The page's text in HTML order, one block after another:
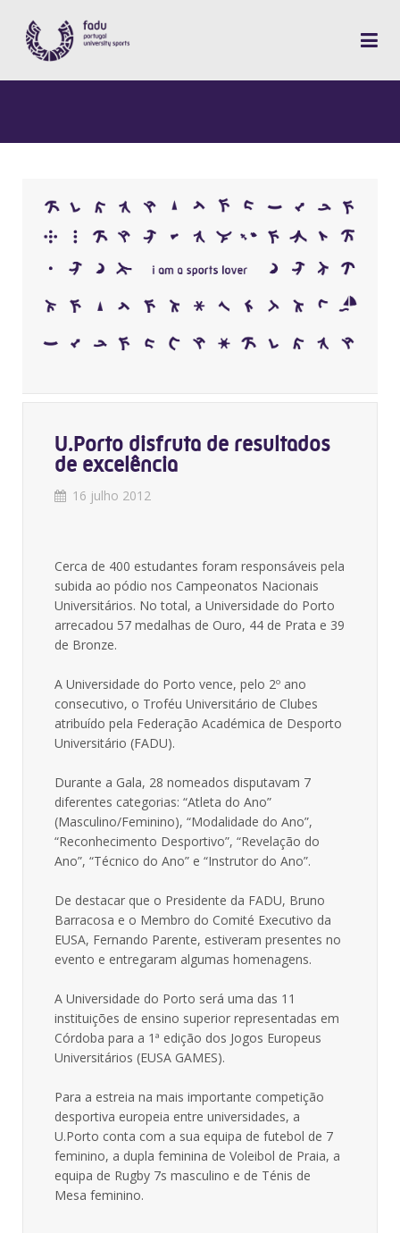
U.Porto disfruta de resultados
de excelência
16 julho 2012
Cerca de 400 estudantes foram responsáveis pela
subida ao pódio nos Campeonatos Nacionais
Universitários. No total, a Universidade do Porto
arrecadou 57 medalhas de Ouro, 44 de Prata e 39
de Bronze.
A Universidade do Porto vence, pelo 2º ano
consecutivo, o Troféu Universitário de Clubes
atribuído pela Federação Académica de Desporto
Universitário (FADU).
Durante a Gala, 28 nomeados disputavam 7
diferentes categorias: “Atleta do Ano”
(Masculino/Feminino), “Modalidade do Ano”,
“Reconhecimento Desportivo”, “Revelação do
Ano”, “Técnico do Ano” e “Instrutor do Ano”.
De destacar que o Presidente da FADU, Bruno
Barracosa e o Membro do Comité Executivo da
EUSA, Fernando Parente, estiveram presentes no
evento e entregaram algumas homenagens.
A Universidade do Porto será uma das 11
instituições de ensino superior representadas em
Córdoba para a 1ª edição dos Jogos Europeus
Universitários (EUSA GAMES).
Para a estreia na mais importante competição
desportiva europeia entre universidades, a
U.Porto conta com a sua equipa de futebol de 7
feminino, a dupla feminina de Voleibol de Praia, a
equipa de Rugby 7s masculino e de Ténis de
Mesa feminino.